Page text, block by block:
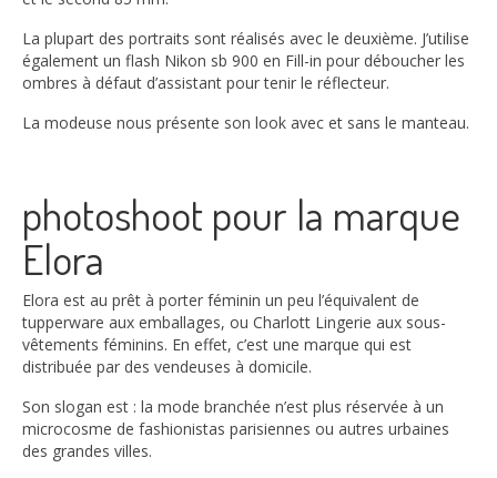
La plupart des portraits sont réalisés avec le deuxième. J’utilise
également un flash Nikon sb 900 en Fill-in pour déboucher les
ombres à défaut d’assistant pour tenir le réflecteur.
La modeuse nous présente son look avec et sans le manteau.
photoshoot pour la marque
Elora
Elora est au prêt à porter féminin un peu l’équivalent de
tupperware aux emballages, ou Charlott Lingerie aux sous-
vêtements féminins. En effet, c’est une marque qui est
distribuée par des vendeuses à domicile.
Son slogan est : la mode branchée n’est plus réservée à un
microcosme de fashionistas parisiennes ou autres urbaines
des grandes villes.